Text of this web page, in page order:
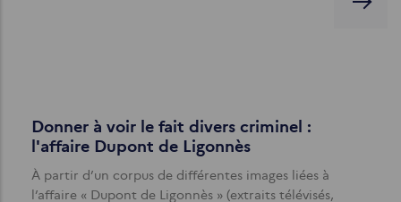
Donner à voir le fait divers criminel :
l'affaire Dupont de Ligonnès
À partir d’un corpus de différentes images liées à
l’affaire « Dupont de Ligonnès » (extraits télévisés,